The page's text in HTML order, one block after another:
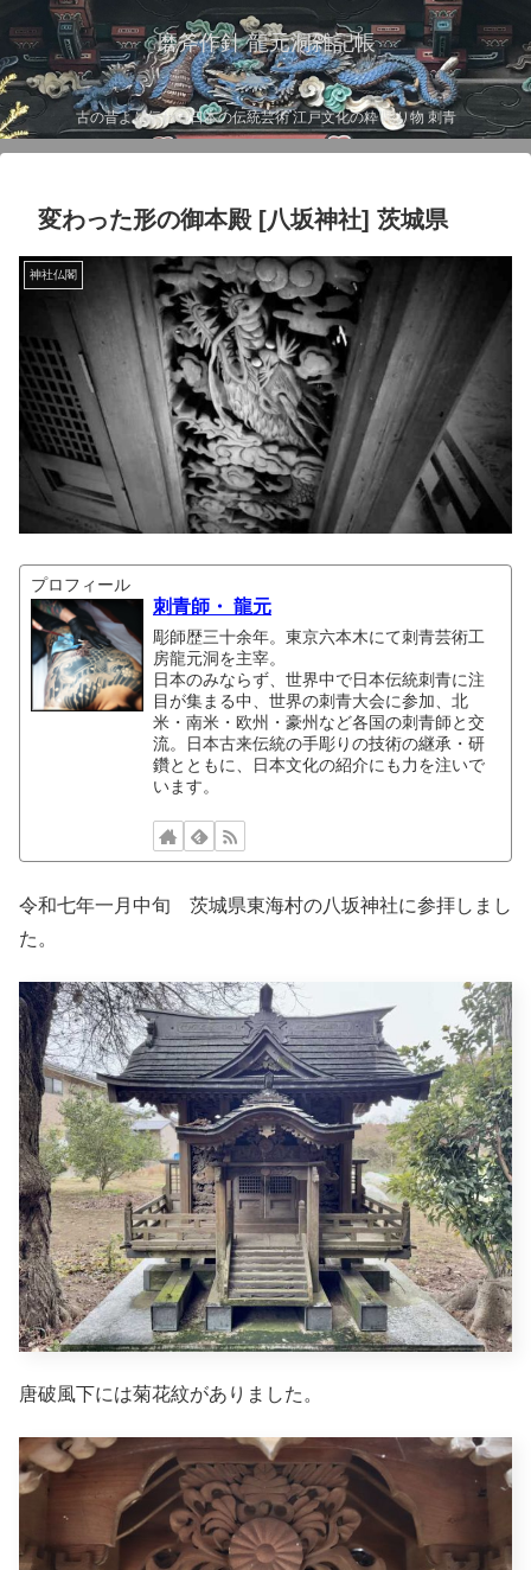
磨斧作針 龍元洞雑記帳
古の昔より伝わる日本の伝統芸術 江戸文化の粋 彫り物 刺青
変わった形の御本殿 [八坂神社] 茨城県
神社仏閣
プロフィール
刺青師・ 龍元
彫師歴三十余年。東京六本木にて刺青芸術工
房龍元洞を主宰。
日本のみならず、世界中で日本伝統刺青に注
目が集まる中、世界の刺青大会に参加、北
米・南米・欧州・豪州など各国の刺青師と交
流。日本古来伝統の手彫りの技術の継承・研
鑽とともに、日本文化の紹介にも力を注いで
います。
令和七年一月中旬 茨城県東海村の八坂神社に参拝しまし
た。
唐破風下には菊花紋がありました。